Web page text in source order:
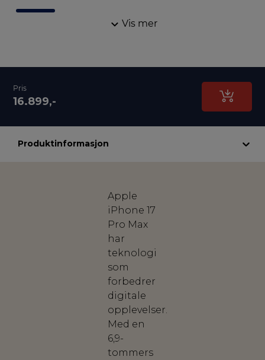
Vis mer
Pris
16.899,-
Produktinformasjon
Apple
iPhone 17
Pro Max
har
teknologi
som
forbedrer
digitale
opplevelser.
Med en
6,9-
tommers